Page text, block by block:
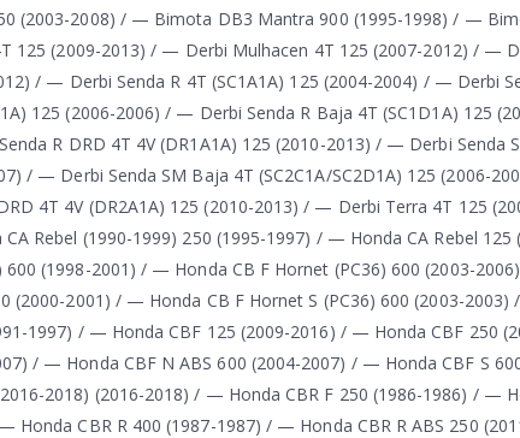
(2003-2008) / — Bimota DB3 Mantra 900 (1995-1998) / —
125 (2009-2013) / — Derbi Mulhacen 4T 125 (2007-2012) / —
/ — Derbi Senda R 4T (SC1A1A) 125 (2004-2004) / — Derbi
125 (2006-2006) / — Derbi Senda R Baja 4T (SC1D1A) 125
R DRD 4T 4V (DR1A1A) 125 (2010-2013) / — Derbi Senda
/ — Derbi Senda SM Baja 4T (SC2C1A/SC2D1A) 125 (2006-
4T 4V (DR2A1A) 125 (2010-2013) / — Derbi Terra 4T 125
Rebel (1990-1999) 250 (1995-1997) / — Honda CA Rebel
(1998-2001) / — Honda CB F Hornet (PC36) 600 (2003-
(2000-2001) / — Honda CB F Hornet S (PC36) 600 (2003-
1997) / — Honda CBF 125 (2009-2016) / — Honda CBF 250
/ — Honda CBF N ABS 600 (2004-2007) / — Honda CBF S
2018) (2016-2018) / — Honda CBR F 250 (1986-1986) / —
Honda CBR R 400 (1987-1987) / — Honda CBR R ABS 250